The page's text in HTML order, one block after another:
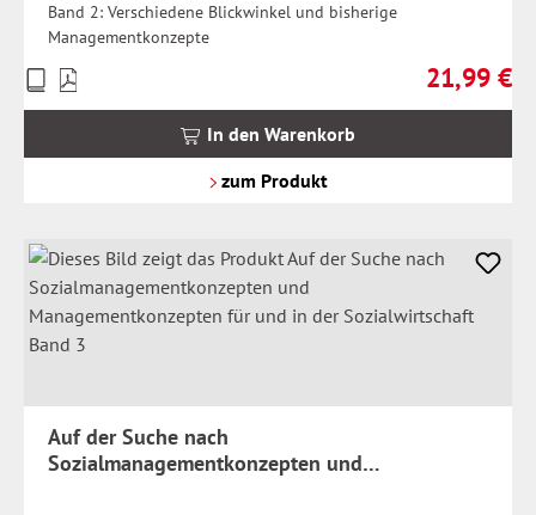
Band 2: Verschiedene Blickwinkel und bisherige
Managementkonzepte
Regulärer
21,99 €
Preise
inkl.
In den Warenkorb
zum Produkt
Auf der Suche nach
Sozialmanagementkonzepten und